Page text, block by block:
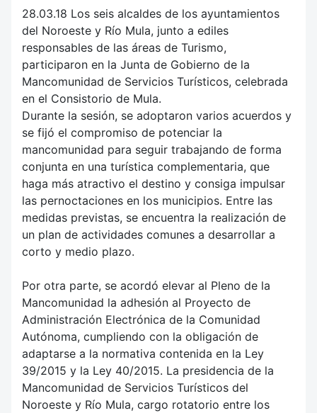
28.03.18 Los seis alcaldes de los ayuntamientos
del Noroeste y Río Mula, junto a ediles
responsables de las áreas de Turismo,
participaron en la Junta de Gobierno de la
Mancomunidad de Servicios Turísticos, celebrada
en el Consistorio de Mula.
Durante la sesión, se adoptaron varios acuerdos y
se fijó el compromiso de potenciar la
mancomunidad para seguir trabajando de forma
conjunta en una turística complementaria, que
haga más atractivo el destino y consiga impulsar
las pernoctaciones en los municipios. Entre las
medidas previstas, se encuentra la realización de
un plan de actividades comunes a desarrollar a
corto y medio plazo.
Por otra parte, se acordó elevar al Pleno de la
Mancomunidad la adhesión al Proyecto de
Administración Electrónica de la Comunidad
Autónoma, cumpliendo con la obligación de
adaptarse a la normativa contenida en la Ley
39/2015 y la Ley 40/2015. La presidencia de la
Mancomunidad de Servicios Turísticos del
Noroeste y Río Mula, cargo rotatorio entre los